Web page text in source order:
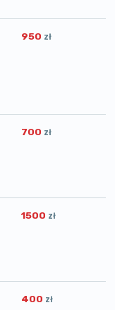
950 zł
700 zł
1500 zł
400 zł